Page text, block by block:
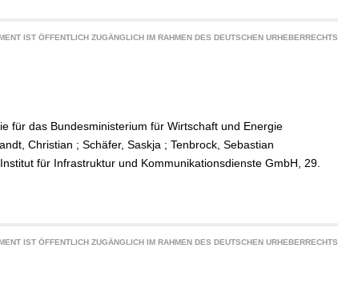
IST ÖFFENTLICH ZUGÄNGLICH IM RAHMEN DES DEUTSCHEN URHEBERRECHTS.
für das Bundesministerium für Wirtschaft und Energie
Christian ; Schäfer, Saskja ; Tenbrock, Sebastian
für Infrastruktur und Kommunikationsdienste GmbH, 29.
IST ÖFFENTLICH ZUGÄNGLICH IM RAHMEN DES DEUTSCHEN URHEBERRECHTS.